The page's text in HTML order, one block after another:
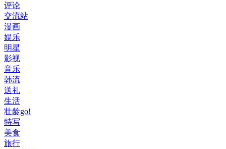
评论
交流站
漫画
娱乐
明星
影视
音乐
韩流
送礼
生活
壮龄go!
特写
美食
旅行